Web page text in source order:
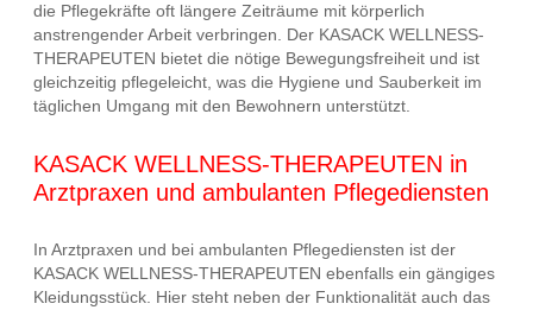
die Pflegekräfte oft längere Zeiträume mit körperlich
anstrengender Arbeit verbringen. Der KASACK WELLNESS-
THERAPEUTEN bietet die nötige Bewegungsfreiheit und ist
gleichzeitig pflegeleicht, was die Hygiene und Sauberkeit im
täglichen Umgang mit den Bewohnern unterstützt.
KASACK WELLNESS-THERAPEUTEN in
Arztpraxen und ambulanten Pflegediensten
In Arztpraxen und bei ambulanten Pflegediensten ist der
KASACK WELLNESS-THERAPEUTEN ebenfalls ein gängiges
Kleidungsstück. Hier steht neben der Funktionalität auch das